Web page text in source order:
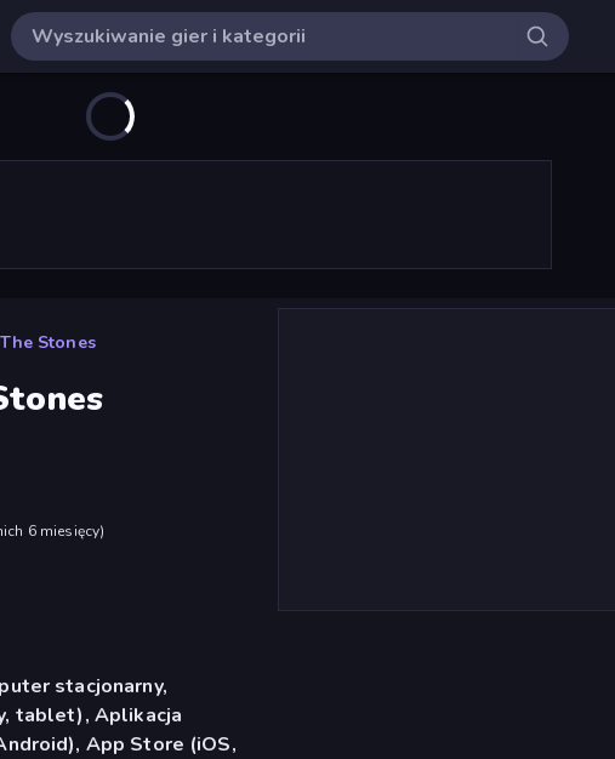
Stones
6 miesięcy)
stacjonarny,
tablet), Aplikacja
App Store (iOS,